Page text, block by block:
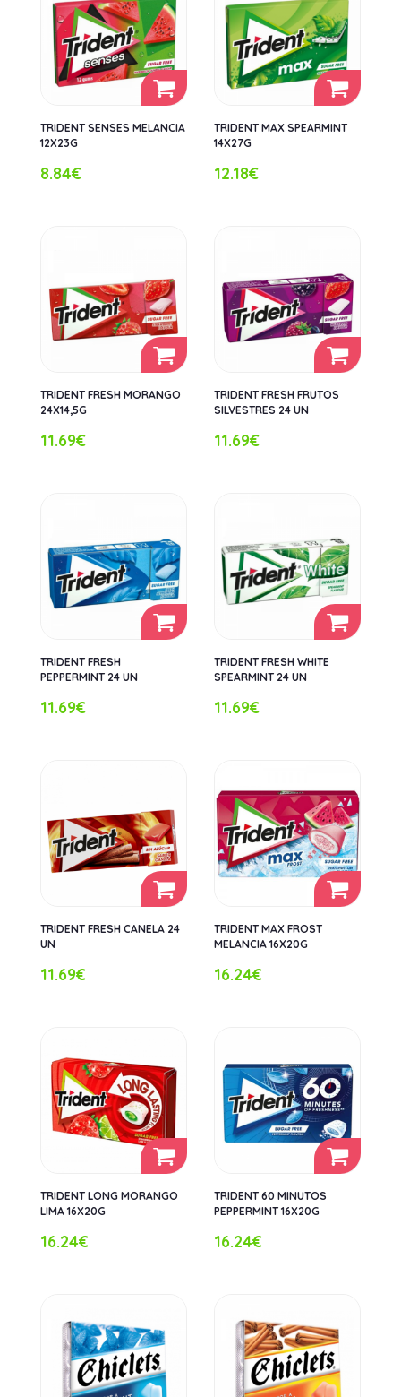
TRIDENT SENSES MELANCIA
12X23G
8.84€
TRIDENT MAX SPEARMINT
14X27G
12.18€
TRIDENT FRESH MORANGO
24X14,5G
11.69€
TRIDENT FRESH FRUTOS
SILVESTRES 24 UN
11.69€
TRIDENT FRESH
PEPPERMINT 24 UN
11.69€
TRIDENT FRESH WHITE
SPEARMINT 24 UN
11.69€
TRIDENT FRESH CANELA 24
UN
11.69€
TRIDENT MAX FROST
MELANCIA 16X20G
16.24€
TRIDENT LONG MORANGO
LIMA 16X20G
16.24€
TRIDENT 60 MINUTOS
PEPPERMINT 16X20G
16.24€